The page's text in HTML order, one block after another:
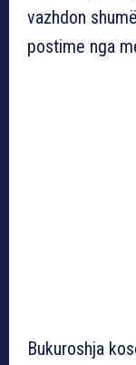
vazhdon
postime nga
Bukuroshja